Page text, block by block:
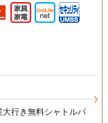
行き無料シャトルバ